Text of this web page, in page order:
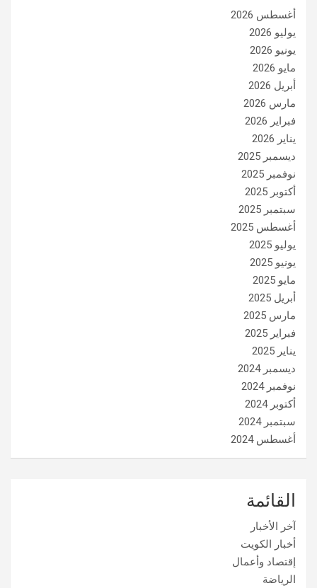
أغسطس 2026
يوليو 2026
يونيو 2026
مايو 2026
أبريل 2026
مارس 2026
فبراير 2026
يناير 2026
ديسمبر 2025
نوفمبر 2025
أكتوبر 2025
سبتمبر 2025
أغسطس 2025
يوليو 2025
يونيو 2025
مايو 2025
أبريل 2025
مارس 2025
فبراير 2025
يناير 2025
ديسمبر 2024
نوفمبر 2024
أكتوبر 2024
سبتمبر 2024
أغسطس 2024
القائمة
آخر الأخبار
أخبار الكويت
إقتصاد وأعمال
الرياضة